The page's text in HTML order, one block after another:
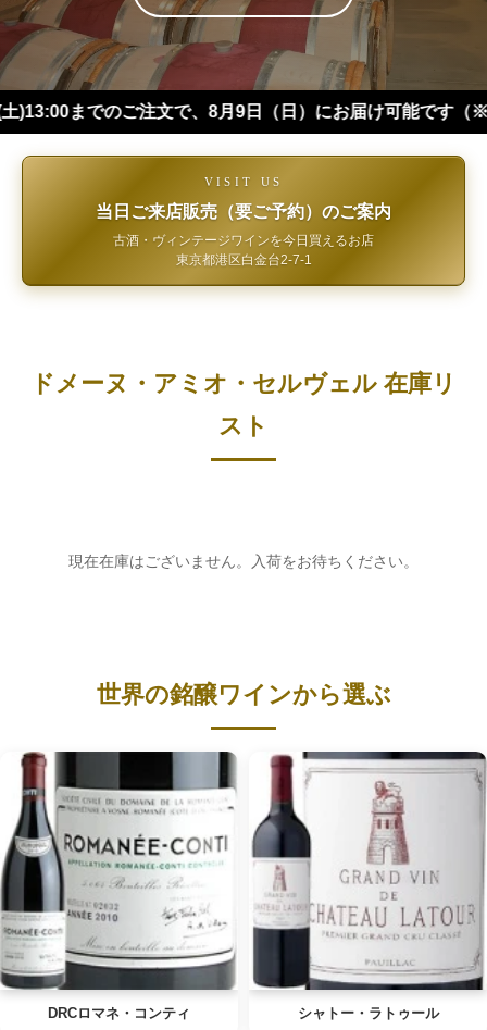
文で、8月9日（日）にお届け可能です（※四国・中国
VISIT US
当日ご来店販売（要ご予約）のご案内
古酒・ヴィンテージワインを今日買えるお店
東京都港区白金台2-7-1
ドメーヌ・アミオ・セルヴェル 在庫リ
スト
現在在庫はございません。入荷をお待ちください。
世界の銘醸ワインから選ぶ
DRCロマネ・コンティ シャトー・ラトゥール